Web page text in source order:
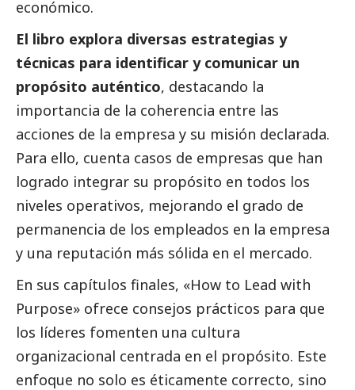
económico.
El libro explora diversas estrategias y
técnicas para identificar y comunicar un
propósito auténtico, destacando la
importancia de la coherencia entre las
acciones de la empresa y su misión declarada.
Para ello, cuenta casos de empresas que han
logrado integrar su propósito en todos los
niveles operativos, mejorando el grado de
permanencia de los empleados en la empresa
y una reputación más sólida en el mercado.
En sus capítulos finales, «How to Lead with
Purpose» ofrece consejos prácticos para que
los líderes fomenten una cultura
organizacional centrada en el propósito. Este
enfoque no solo es éticamente correcto, sino